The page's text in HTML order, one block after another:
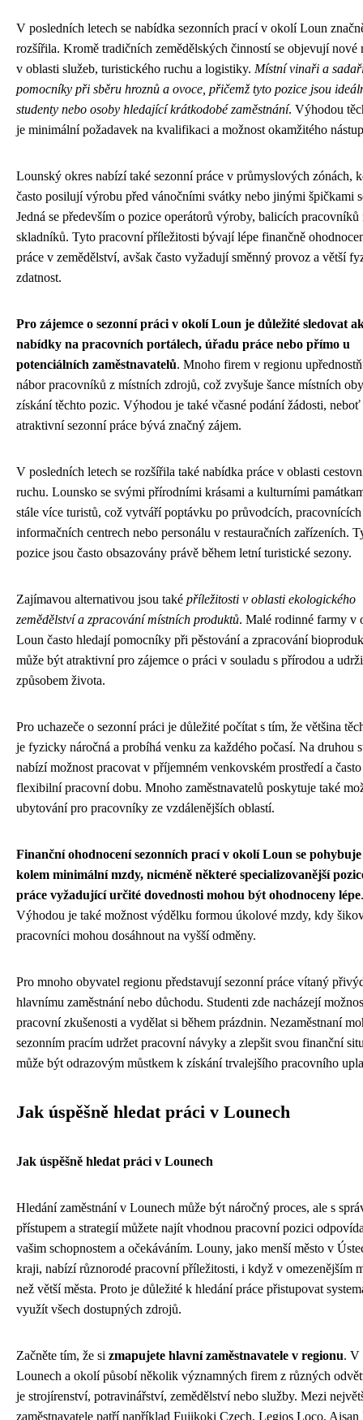
V posledních letech se nabídka sezonních prací v okolí Loun
rozšířila. Kromě tradičních zemědělských činností se objevují nové
v oblasti služeb, turistického ruchu a logistiky. Místní vinaři a
pomocníky při sběru hroznů a ovoce, přičemž tyto pozice jsou
studenty nebo osoby hledající krátkodobé zaměstnání. Výhodou
je minimální požadavek na kvalifikaci a možnost okamžitého
Lounský okres nabízí také sezonní práce v průmyslových zónách,
často posilují výrobu před vánočními svátky nebo jinými špičkami
Jedná se především o pozice operátorů výroby, balicích pracovníků
skladníků. Tyto pracovní příležitosti bývají lépe finančně
práce v zemědělství, avšak často vyžadují směnný provoz a větší
zdatnost.
Pro zájemce o sezonní práci v okolí Loun je důležité sledovat
nabídky na pracovních portálech, úřadu práce nebo přímo u
potenciálních zaměstnavatelů. Mnoho firem v regionu
nábor pracovníků z místních zdrojů, což zvyšuje šance místních
získání těchto pozic. Výhodou je také včasné podání žádosti, neboť
atraktivní sezonní práce bývá značný zájem.
V posledních letech se rozšířila také nabídka práce v oblasti
ruchu. Lounsko se svými přírodními krásami a kulturními
stále více turistů, což vytváří poptávku po průvodcích,
informačních centrech nebo personálu v restauračních zařízeních.
pozice jsou často obsazovány právě během letní turistické sezony.
Zajímavou alternativou jsou také příležitosti v oblasti ekologického
zemědělství a zpracování místních produktů. Malé rodinné farmy v
Loun často hledají pomocníky při pěstování a zpracování
může být atraktivní pro zájemce o práci v souladu s přírodou a
způsobem života.
Pro uchazeče o sezonní práci je důležité počítat s tím, že většina
je fyzicky náročná a probíhá venku za každého počasí. Na druhou
nabízí možnost pracovat v příjemném venkovském prostředí a
flexibilní pracovní dobu. Mnoho zaměstnavatelů poskytuje také
ubytování pro pracovníky ze vzdálenějších oblastí.
Finanční ohodnocení sezonních prací v okolí Loun se
kolem minimální mzdy, nicméně některé specializovanější
práce vyžadující určité dovednosti mohou být ohodnoceny lépe.
Výhodou je také možnost výdělku formou úkolové mzdy, kdy
pracovníci mohou dosáhnout na vyšší odměny.
Pro mnoho obyvatel regionu představují sezonní práce vítaný
hlavnímu zaměstnání nebo důchodu. Studenti zde nacházejí
pracovní zkušenosti a vydělat si během prázdnin. Nezaměstnaní
sezonním pracím udržet pracovní návyky a zlepšit svou finanční
může být odrazovým můstkem k získání trvalejšího pracovního
Jak úspěšně hledat práci v Lounech
Jak úspěšně hledat práci v Lounech
Hledání zaměstnání v Lounech může být náročný proces, ale s
přístupem a strategií můžete najít vhodnou pracovní pozici
vašim schopnostem a očekáváním. Louny, jako menší město v
kraji, nabízí různorodé pracovní příležitosti, i když v omezenějším
než větší města. Proto je důležité k hledání práce přistupovat
využít všech dostupných zdrojů.
Začněte tím, že si zmapujete hlavní zaměstnavatele v regionu. V
Lounech a okolí působí několik významných firem z různých
je strojírenství, potravinářství, zemědělství nebo služby. Mezi
zaměstnavatele patří například Fujikoki Czech, Legios Loco, Aisan